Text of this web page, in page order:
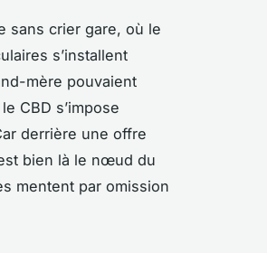
sans crier gare, où le
s’installent
mère pouvaient
CBD s’impose
derrière une offre
bien là le nœud du
mentent par omission